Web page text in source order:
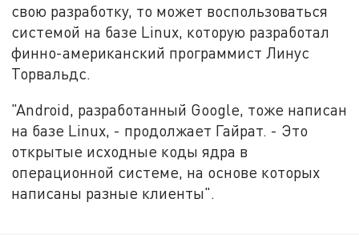
свою разработку, то может воспользоваться
системой на базе Linux, которую разработал
финно-американский программист Линус
Торвальдс.
"Android, разработанный Google, тоже написан
на базе Linux, - продолжает Гайрат. - Это
открытые исходные коды ядра в
операционной системе, на основе которых
написаны разные клиенты".